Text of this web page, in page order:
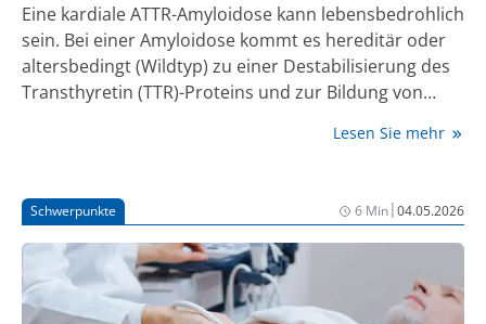
Eine kardiale ATTR-Amyloidose kann lebensbedrohlich
sein. Bei einer Amyloidose kommt es hereditär oder
altersbedingt (Wildtyp) zu einer Destabilisierung des
Transthyretin (TTR)-Proteins und zur Bildung von
Amyloidfibrillen, die sich an unterschiedlichen
schädigen [1].
Lesen Sie mehr
Schwerpunkte 6 Min|04.05.2026